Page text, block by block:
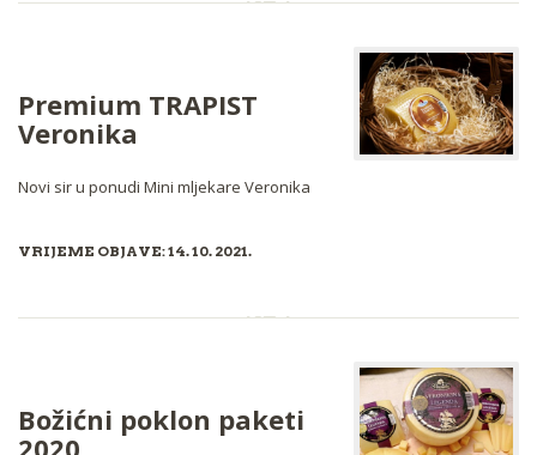
Premium TRAPIST
Veronika
Novi sir u ponudi Mini mljekare Veronika
VRIJEME OBJAVE: 14. 10. 2021.
Božićni poklon paketi
2020.